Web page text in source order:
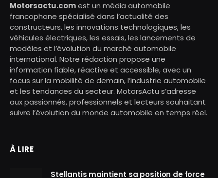
Motorsactu.comest un média automobile
francophone spécialisé dans l’actualité des
constructeurs, les innovations technologiques, les
véhicules électriques, les essais, les lancements de
modèles et l’évolution du marché automobile
international. Notre rédaction propose une
information fiable, réactive et accessible, avec un
focus sur la mobilité de demain, l’industrie automobile
et les tendances du secteur. MotorsActu s’adresse
aux passionnés, professionnels et lecteurs souhaitant
suivre l’évolution du monde automobile en temps réel.
À LIRE
Stellantis maintient sa position de force